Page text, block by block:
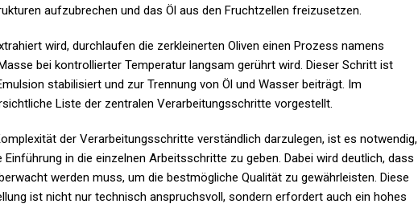
aufzubrechen und das Öl aus den Fruchtzellen freizusetzen.
wird, durchlaufen die zerkleinerten Oliven einen Prozess namens
bei kontrollierter Temperatur langsam gerührt wird. Dieser Schritt ist
stabilisiert und zur Trennung von Öl und Wasser beiträgt. Im
Liste der zentralen Verarbeitungsschritte vorgestellt.
der Verarbeitungsschritte verständlich darzulegen, ist es notwendig,
in die einzelnen Arbeitsschritte zu geben. Dabei wird deutlich, dass
werden muss, um die bestmögliche Qualität zu gewährleisten. Diese
ist nicht nur technisch anspruchsvoll, sondern erfordert auch ein hohes